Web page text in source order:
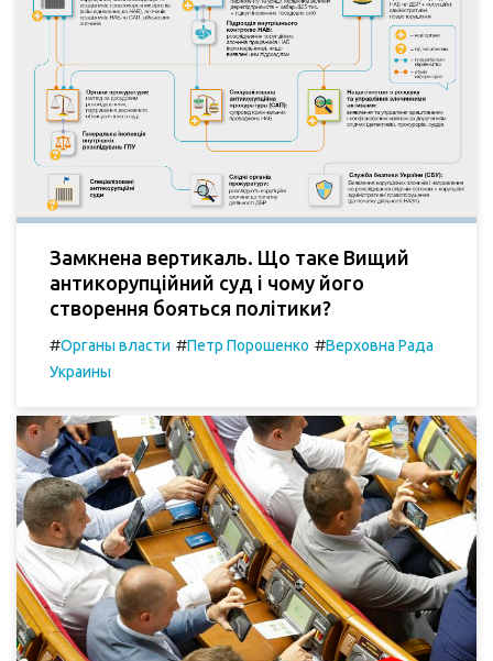
Замкнена вертикаль. Що таке Вищий
антикорупційний суд і чому його
створення бояться політики?
#Органы власти #Петр Порошенко #Верховна Рада
Украины